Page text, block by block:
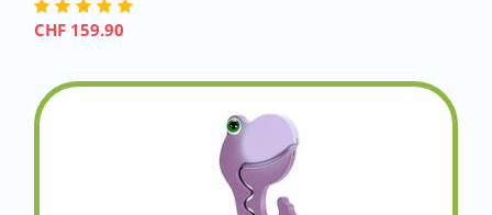
CHF 159.90